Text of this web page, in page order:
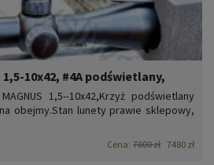
10x42, #4A podświetlany,
1,5--10x42,Krzyż podświetlany
obejmy.Stan lunety prawie sklepowy,
zakupiłem nową w szczecińskim
do niej wszystko to, co fabryka dała
Magnus 1,5-10x42, krzyż 4A...
Cena: 7800 zł 7480 zł